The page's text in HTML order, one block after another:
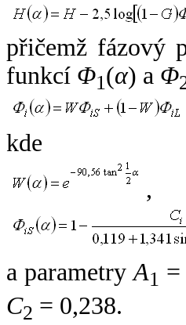
přičemž fázový
funkcí Φ1(α) a Φ
kde
,
a parametryA1
C2 = 0,238.